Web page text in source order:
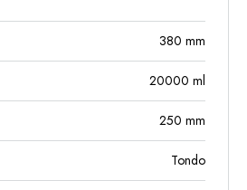
380 mm
20000 ml
250 mm
Tondo